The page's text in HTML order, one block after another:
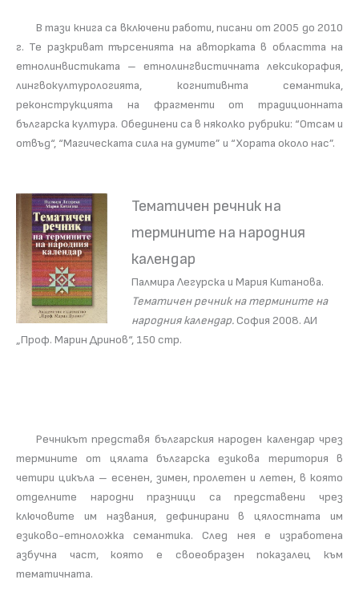
В тази книга са включени работи, писани от 2005 до 2010
г. Те разкриват търсенията на авторката в областта на
етнолинвистиката – етнолингвистичната лексикорафия,
лингвокултурологията, когнитивнта семантика,
реконструкцията на фрагменти от традиционната
българска култура. Обединени са в няколко рубрики: “Отсам и
отвъд“, “Магическата сила на думите” и “Хората около нас”.
Тематичен речник на
термините на народния
календар
Палмира Легурска и Мария Китанова.
Тематичен речник на термините на
народния календар.София 2008. АИ
„Проф. Марин Дринов“, 150 стр.
Речникът представя българския народен календар чрез
термините от цялата българска езикова територия в
четири цикъла – есенен, зимен, пролетен и летен, в която
отделните народни празници са представени чрез
ключовите им названия, дефинирани в цялостната им
езиково-етноложка семантика. След нея е изработена
азбучна част, която е своеобразен показалец към
тематичната.